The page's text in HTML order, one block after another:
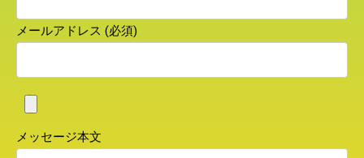
メールアドレス (必須)
メッセージ本文